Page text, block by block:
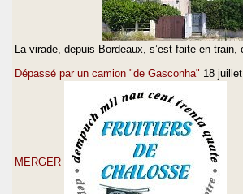
La virade, depuis Bordeaux, s’est faite en
Dépassé par un camion "de Gasconha" 18 juillet
MERGER